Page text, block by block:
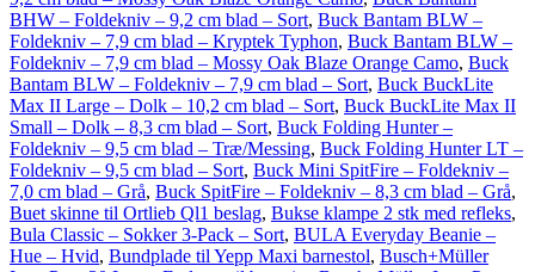
BHW – Foldekniv – 9,2 cm blad – Sort, Buck Bantam BLW –
Foldekniv – 7,9 cm blad – Kryptek Typhon, Buck Bantam BLW –
Foldekniv – 7,9 cm blad – Mossy Oak Blaze Orange Camo, Buck
Bantam BLW – Foldekniv – 7,9 cm blad – Sort, Buck BuckLite
Max II Large – Dolk – 10,2 cm blad – Sort, Buck BuckLite Max II
Small – Dolk – 8,3 cm blad – Sort, Buck Folding Hunter –
Foldekniv – 9,5 cm blad – Træ/Messing, Buck Folding Hunter LT –
Foldekniv – 9,5 cm blad – Sort, Buck Mini SpitFire – Foldekniv –
7,0 cm blad – Grå, Buck SpitFire – Foldekniv – 8,3 cm blad – Grå,
Buet skinne til Ortlieb Ql1 beslag, Bukse klampe 2 stk med refleks,
Bula Classic – Sokker 3-Pack – Sort, BULA Everyday Beanie –
Hue – Hvid, Bundplade til Yepp Maxi barnestol, Busch+Müller